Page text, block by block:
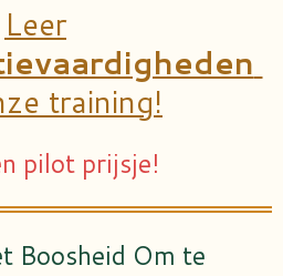
Leer
training!
pilot prijsje!
Boosheid Om te